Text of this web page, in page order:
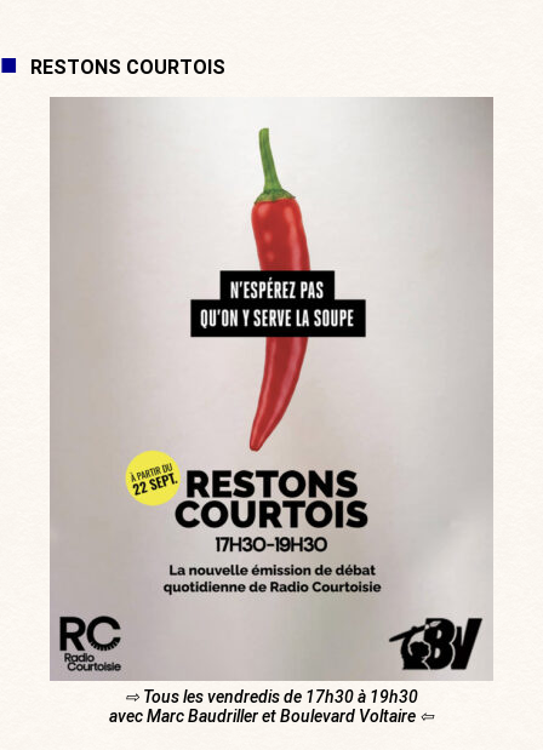
RESTONS COURTOIS
⇨ Tous les vendredis de 17h30 à 19h30
avec Marc Baudriller et Boulevard Voltaire ⇦